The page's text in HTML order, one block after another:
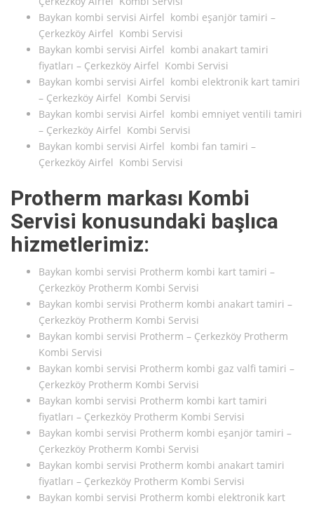
Baykan kombi servisi Airfel kombi eşanjör tamiri –
Çerkezköy Airfel Kombi Servisi
Baykan kombi servisi Airfel kombi anakart tamiri
fiyatları – Çerkezköy Airfel Kombi Servisi
Baykan kombi servisi Airfel kombi elektronik kart tamiri
– Çerkezköy Airfel Kombi Servisi
Baykan kombi servisi Airfel kombi emniyet ventili tamiri
– Çerkezköy Airfel Kombi Servisi
Baykan kombi servisi Airfel kombi fan tamiri –
Çerkezköy Airfel Kombi Servisi
Protherm markası Kombi
Servisi konusundaki başlıca
hizmetlerimiz:
Baykan kombi servisi Protherm kombi kart tamiri –
Çerkezköy Protherm Kombi Servisi
Baykan kombi servisi Protherm kombi anakart tamiri –
Çerkezköy Protherm Kombi Servisi
Baykan kombi servisi Protherm – Çerkezköy Protherm
Kombi Servisi
Baykan kombi servisi Protherm kombi gaz valfi tamiri –
Çerkezköy Protherm Kombi Servisi
Baykan kombi servisi Protherm kombi kart tamiri
fiyatları – Çerkezköy Protherm Kombi Servisi
Baykan kombi servisi Protherm kombi eşanjör tamiri –
Çerkezköy Protherm Kombi Servisi
Baykan kombi servisi Protherm kombi anakart tamiri
fiyatları – Çerkezköy Protherm Kombi Servisi
Baykan kombi servisi Protherm kombi elektronik kart